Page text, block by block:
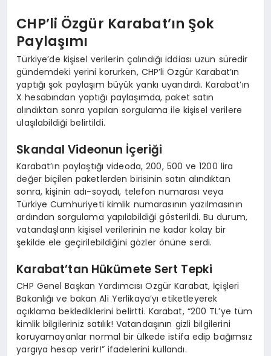
CHP’li Özgür Karabat’ın Şok
Paylaşımı
Türkiye’de kişisel verilerin çalındığı iddiası uzun süredir
gündemdeki yerini korurken, CHP’li Özgür Karabat’ın
yaptığı şok paylaşım büyük yankı uyandırdı. Karabat’ın
X hesabından yaptığı paylaşımda, paket satın
alındıktan sonra yapılan sorgulama ile kişisel verilere
ulaşılabildiği belirtildi.
Skandal Videonun İçeriği
Karabat’ın paylaştığı videoda, 200, 500 ve 1200 lira
değer biçilen paketlerden birisinin satın alındıktan
sonra, kişinin adı-soyadı, telefon numarası veya
Türkiye Cumhuriyeti kimlik numarasının yazılmasının
ardından sorgulama yapılabildiği gösterildi. Bu durum,
vatandaşların kişisel verilerinin ne kadar kolay bir
şekilde ele geçirilebildiğini gözler önüne serdi.
Karabat’tan Hükümete Sert Tepki
CHP Genel Başkan Yardımcısı Özgür Karabat, İçişleri
Bakanlığı ve bakan Ali Yerlikaya’yı etiketleyerek
açıklama beklediklerini belirtti. Karabat, “200 TL’ye tüm
kimlik bilgileriniz satılık! Vatandaşının gizli bilgilerini
koruyamayanlar normal bir ülkede istifa edip bağımsız
yargıya hesap verir!” ifadelerini kullandı.